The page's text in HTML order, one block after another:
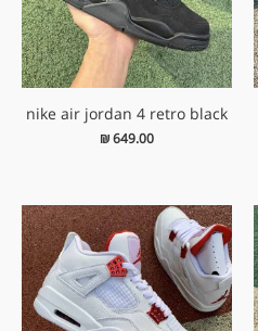
nike air jordan 4 retro black
₪649.00